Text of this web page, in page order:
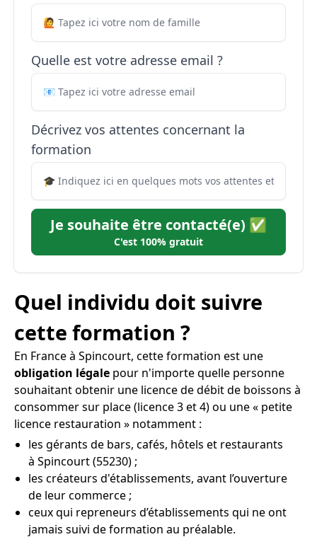
Quelle est votre adresse email ?
Décrivez vos attentes concernant la
formation
Je souhaite être contacté(e) ✅
C'est 100% gratuit
Quel individu doit suivre
cette formation ?
En France à Spincourt, cette formation est une
obligation légale pour n'importe quelle personne
souhaitant obtenir une licence de débit de boissons à
consommer sur place (licence 3 et 4) ou une « petite
licence restauration » notamment :
les gérants de bars, cafés, hôtels et restaurants
à Spincourt (55230) ;
les créateurs d'établissements, avant l’ouverture
de leur commerce ;
ceux qui repreneurs d’établissements qui ne ont
jamais suivi de formation au préalable.